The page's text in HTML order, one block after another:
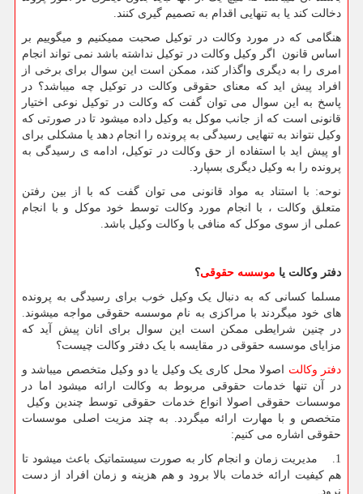
دخالت کند یا به تنهایی اقدام به تصمیم گیری کنند.
هنگامی که در مورد وکالت در توکیل صحبت ممیکنیم و میگوییم بر
اساس قانون اگر وکیل وکالت در توکیل نداشته باشد نمی تواند انجام
امری را به دیگری واگذار کند، ممکن است این سوال برای برخی از
افراد پیش اید که معنای حقوقی وکالت در توکیل چه میباشد؟ در
پاسخ به این سوال می توان گفت که وکالت در توکیل نوعی اختیار
قانونی است که از جانب موکل به وکیل داده میشود تا در صورتی که
وکیل نتواند به تنهایی رسیدگی به پرونده را انجام دهد یا مشکلی برای
او پیش اید با استفاده از حق وکالت در توکیل، ادامه ی رسیدگی به
پرونده را به وکیل دیگری بسپارد.
نوحه: با استناد به مواد قانونی می توان گفت که با از بین رفتن
متعلق وکالت ، با انجام مورد وکالت توسط خود موکل و با انجام
عملی از سوی موکل که منافی با وکالت وکیل باشد.
دفتر وکالت یا موسسه حقوقی؟
مسلما کسانی که به دنبال یک وکیل خوب برای رسیدگی به پرونده
های خود میگردند با مراکزی به نام موسسه حقوقی مواجه میشوند.
در چنین شرایطی ممکن است این سوال برای انان پیش آید که
مزایای موسسه حقوقی در مقایسه با یک دفتر وکالت چیست؟
دفتر وکالت اصولا محل کاری یک وکیل یا دو وکیل متخصص میباشد و
در آن تنها خدمات حقوقی مربوط به وکالت ارائه میشود اما در
موسسات حقوقی اصولا انواع خدمات حقوقی توسط چندین وکیل
متخصص و با مهارت ارائه میگردد. به چند مزیت اصلی موسسات
حقوقی اشاره می کنیم:
1. مدیریت زمان و انجام کار به صورت سیستماتیک باعث میشود تا
هم کیفیت ارائه خدمات بالا برود و هم هزینه و زمان افراد از دست
نرود.